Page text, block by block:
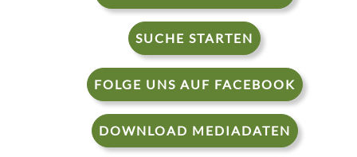
SUCHE STARTEN
FOLGE UNS AUF FACEBOOK
DOWNLOAD MEDIADATEN